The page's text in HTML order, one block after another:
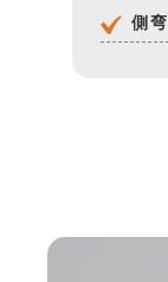
側